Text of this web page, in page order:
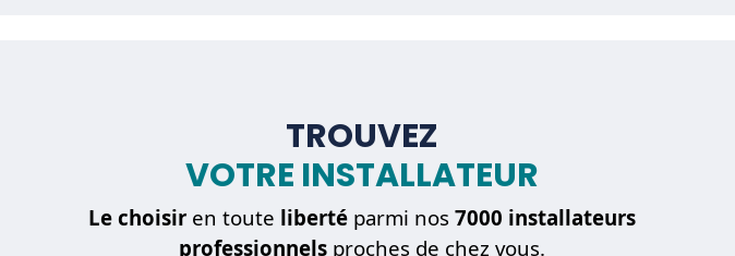
TROUVEZ
VOTRE INSTALLATEUR
Le choisir en toute liberté parmi nos 7000 installateurs
professionnels proches de chez vous.